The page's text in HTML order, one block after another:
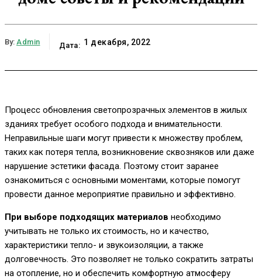
By: Admin Дата: 1 декабря, 2022
Процесс обновления светопрозрачных элементов в жилых
зданиях требует особого подхода и внимательности.
Неправильные шаги могут привести к множеству проблем,
таких как потеря тепла, возникновение сквозняков или даже
нарушение эстетики фасада. Поэтому стоит заранее
ознакомиться с основными моментами, которые помогут
провести данное мероприятие правильно и эффективно.
При выборе подходящих материалов необходимо
учитывать не только их стоимость, но и качество,
характеристики тепло- и звукоизоляции, а также
долговечность. Это позволяет не только сократить затраты
на отопление, но и обеспечить комфортную атмосферу